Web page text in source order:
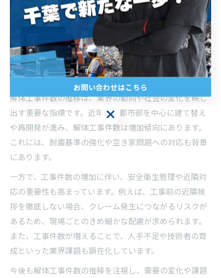
目されています。未経験者でも安心して働けるよう、丁
寧な教育や資格取得支援制度を導入する企業が増えてお
り、これが新たな人材確保や業界全体の活性化に寄与し
ています。
解体工事件数推移から読み解く業界の流れ
解体工事件数の推移は、業界の動向や社会の変化を映し
出す重要な指標です。近年は、都市部を中心に建て替え
や再開発が進み、解体工事件数は増加傾向にあります。
これには、耐震基準の強化や空き家問題への対応も背景
にあります。
一方で、工事件数の増加に伴い、安全衛生管理や近隣対
応の重要性も高まっています。例えば、工事前の近隣挨
拶を徹底しない場合、クレーム発生につながるリスクが
あるため、現場ごとのきめ細かな配慮が求められます。
また、工事件数が増えることで、人手不足や技術者の育
成といった業界課題も顕在化しています。
今後も解体工事件数の推移を注視し、需要の変化や課題
お問い合わせはこちら
お問い合わせはこちら